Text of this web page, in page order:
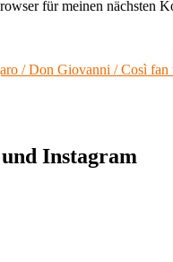
für meinen nächsten
/ Don Giovanni / Così fan
Instagram